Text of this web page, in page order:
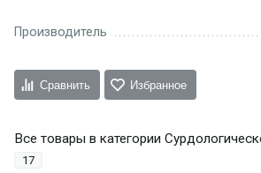
Производитель
Сравнить Избранное
Все товары в категории
17